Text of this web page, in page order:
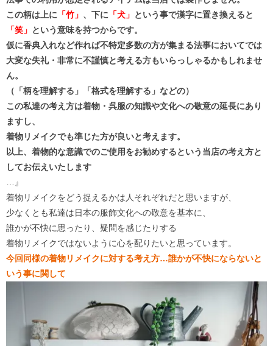
この柄は上に 「竹」 、下に 「犬」 という事で漢字に置き換えると
「笑」 という意味を持つからです。
仮に香典入れなど作れば不特定多数の方が集まる法事においてでは
大変な失礼・非常に不謹慎と考える方もいらっしゃるかもしれませ
ん。
（「柄を理解する」「格式を理解する」などの）
この私達の考え方は着物・呉服の知識や文化への敬意の延長にあり
ますし、
着物リメイクでも準じた方が良いと考えます。
以上、着物的な意識でのご使用をお勧めするという当店の考え方と
してお伝えいたします
…』
着物リメイクをどう捉えるかは人それぞれだと思いますが、
少なくとも私達は日本の服飾文化への敬意を基本に、
誰かが不快に思ったり、疑問を感じたりする
着物リメイクではないように心を配りたいと思っています。
今回同様の着物リメイクに対する考え方…誰かが不快にならないと
いう事に関して